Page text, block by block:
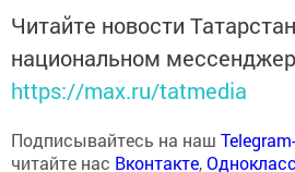
Читайте новости
национальном
https://max.ru/tatmedia
Подписывайтесь на наш
читайте нас Вконтакте,